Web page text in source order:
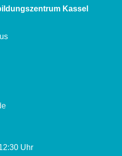
Kassel
Uhr